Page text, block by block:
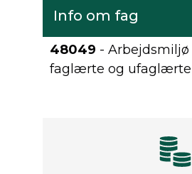
Info om fag
48049 - Arbejdsmiljø
faglærte og ufaglærte